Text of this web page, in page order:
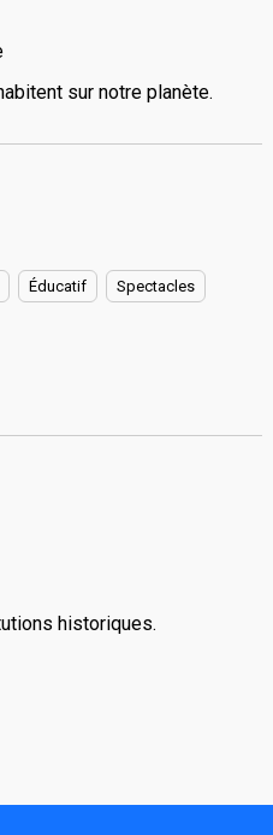
sur notre planète.
Éducatif Spectacles
historiques.